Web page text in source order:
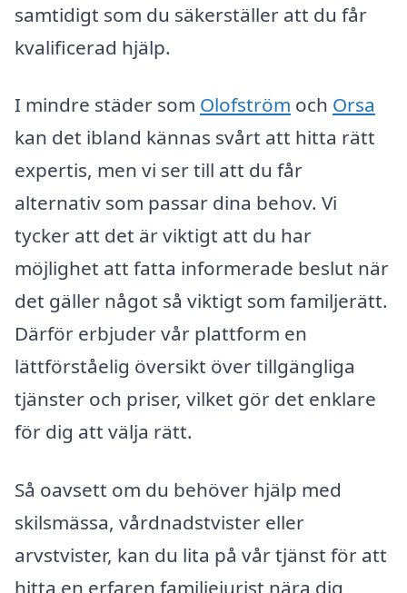
samtidigt som du säkerställer att du får
kvalificerad hjälp.
I mindre städer som Olofström och Orsa
kan det ibland kännas svårt att hitta rätt
expertis, men vi ser till att du får
alternativ som passar dina behov. Vi
tycker att det är viktigt att du har
möjlighet att fatta informerade beslut när
det gäller något så viktigt som familjerätt.
Därför erbjuder vår plattform en
lättförståelig översikt över tillgängliga
tjänster och priser, vilket gör det enklare
för dig att välja rätt.
Så oavsett om du behöver hjälp med
skilsmässa, vårdnadstvister eller
arvstvister, kan du lita på vår tjänst för att
hitta en erfaren familjejurist nära dig,